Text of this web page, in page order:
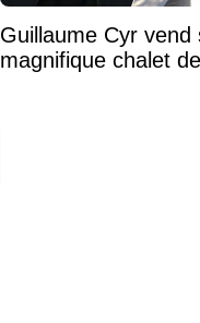
Guillaume Cyr vend
magnifique chalet